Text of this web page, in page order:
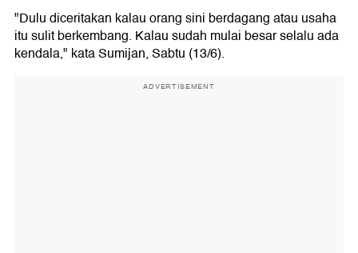
"Dulu diceritakan kalau orang sini berdagang atau usaha
itu sulit berkembang. Kalau sudah mulai besar selalu ada
kendala," kata Sumijan, Sabtu (13/6).
ADVERTISEMENT